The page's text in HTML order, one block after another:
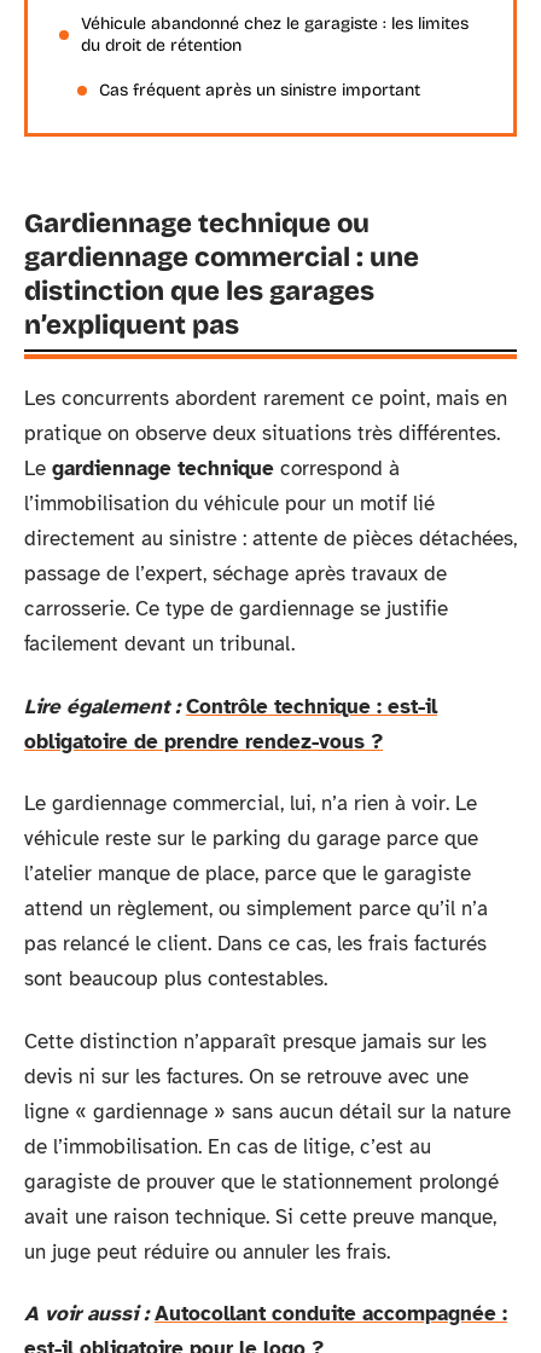
Véhicule abandonné chez le garagiste : les limites
du droit de rétention
Cas fréquent après un sinistre important
Gardiennage technique ou
gardiennage commercial : une
distinction que les garages
n’expliquent pas
Les concurrents abordent rarement ce point, mais en
pratique on observe deux situations très différentes.
Le gardiennage technique correspond à
l’immobilisation du véhicule pour un motif lié
directement au sinistre : attente de pièces détachées,
passage de l’expert, séchage après travaux de
carrosserie. Ce type de gardiennage se justifie
facilement devant un tribunal.
Lire également : Contrôle technique : est-il
obligatoire de prendre rendez-vous ?
Le gardiennage commercial, lui, n’a rien à voir. Le
véhicule reste sur le parking du garage parce que
l’atelier manque de place, parce que le garagiste
attend un règlement, ou simplement parce qu’il n’a
pas relancé le client. Dans ce cas, les frais facturés
sont beaucoup plus contestables.
Cette distinction n’apparaît presque jamais sur les
devis ni sur les factures. On se retrouve avec une
ligne « gardiennage » sans aucun détail sur la nature
de l’immobilisation. En cas de litige, c’est au
garagiste de prouver que le stationnement prolongé
avait une raison technique. Si cette preuve manque,
un juge peut réduire ou annuler les frais.
A voir aussi : Autocollant conduite accompagnée :